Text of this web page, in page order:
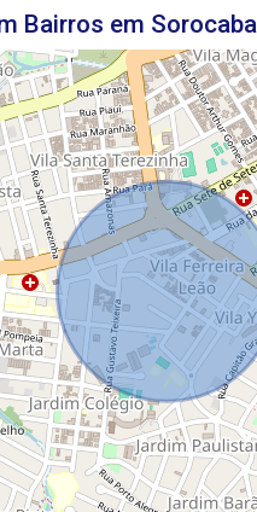
Bairros em Sorocaba